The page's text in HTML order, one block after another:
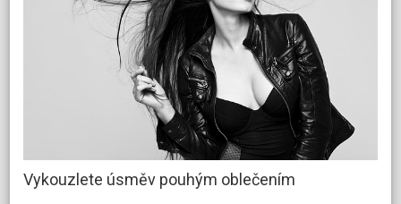
Vykouzlete úsměv pouhým oblečením